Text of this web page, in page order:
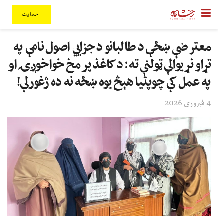
حمایت
معترضې ښځې د طالبانو د جزايي اصول نامې په
تړاو نړیوالې ټولنې ته: د کاغذ پر مخ خواخوږۍ او
په عمل کې چوپتیا هېڅ یوه ښځه نه ده ژغورلې!
4 فبروري 2026